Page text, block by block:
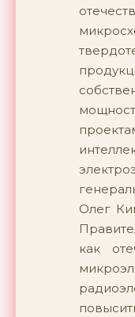
Олег
как